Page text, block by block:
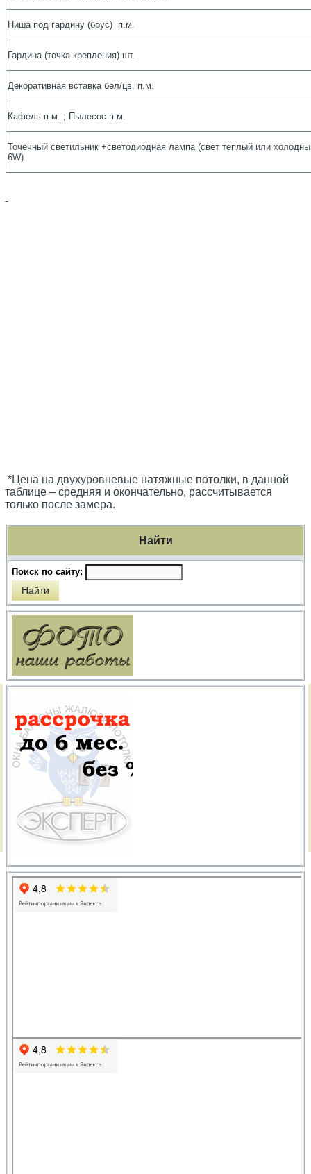
Ниша под гардину (брус) п.м.
Гардина (точка крепления) шт.
Декоративная вставка бел/цв. п.м.
Кафель п.м. ; Пылесос п.м.
Точечный светильник +светодиодная лампа (свет теплый или
6W)
*Цена на двухуровневые натяжные потолки, в данной
таблице – средняя и окончательно, рассчитывается
только после замера.
Найти
Поиск по сайту: